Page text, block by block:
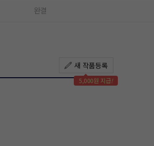
완결
새 작품등록
5,000원 지급!